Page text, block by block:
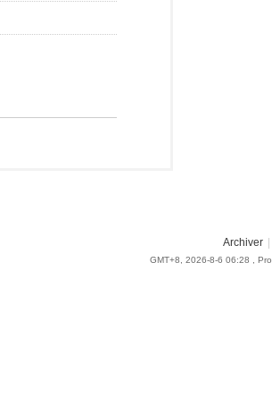
Archiver
GMT+8, 2026-8-6 06:28 ,